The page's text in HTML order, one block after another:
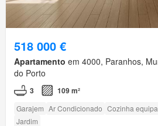
518 000 €
Apartamento em 4000, Paranhos,
do Porto
3 109 m²
Garajem Ar Condicionado Cozinha
Jardim